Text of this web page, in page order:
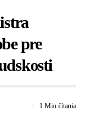
pre
1 Min čítania